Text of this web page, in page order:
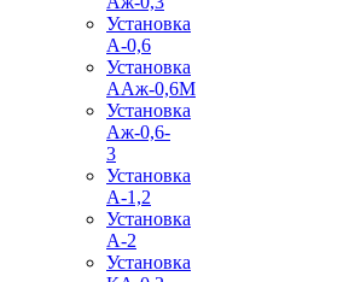
Установка
А-0,6
Установка
ААж-0,6М
Установка
Аж-0,6-
3
Установка
А-1,2
Установка
А-2
Установка